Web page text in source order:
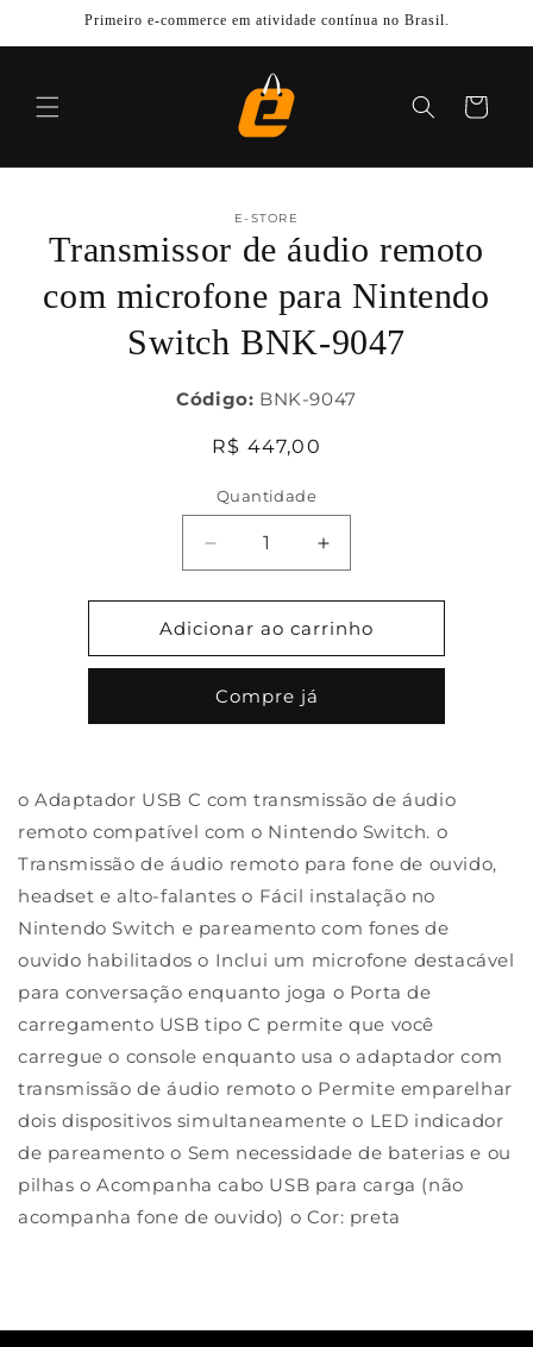
para o
conteúdo
Primeiro e-commerce em atividade contínua no Brasil.
Carrinho
informações
do produto
E-STORE
Transmissor de áudio remoto
com microfone para Nintendo
Switch BNK-9047
Código: BNK-9047
Preço
R$ 447,00
Quantidade
Diminuir
a
quantidade
de
Transmissor
áudio
remoto
para
Nintendo
Switch
BNK-
9047
Aumentar
a
quantidade
de
Transmissor
remoto
para
Nintendo
Switch
BNK-
9047
Adicionar ao carrinho
Compre já
o Adaptador USB C com transmissão de áudio
remoto compatível com o Nintendo Switch. o
Transmissão de áudio remoto para fone de ouvido,
headset e alto-falantes o Fácil instalação no
Nintendo Switch e pareamento com fones de
ouvido habilitados o Inclui um microfone destacável
para conversação enquanto joga o Porta de
carregamento USB tipo C permite que você
carregue o console enquanto usa o adaptador com
transmissão de áudio remoto o Permite emparelhar
dois dispositivos simultaneamente o LED indicador
de pareamento o Sem necessidade de baterias e ou
pilhas o Acompanha cabo USB para carga (não
acompanha fone de ouvido) o Cor: preta